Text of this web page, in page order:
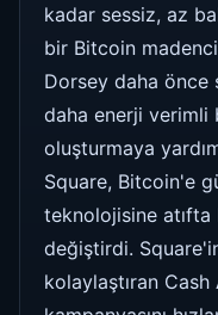
kadar sessiz, az
bir Bitcoin
Dorsey daha önce
daha enerji verimli
oluşturmaya
Square, Bitcoin'e
teknolojisine atıfta
değiştirdi.
kolaylaştıran